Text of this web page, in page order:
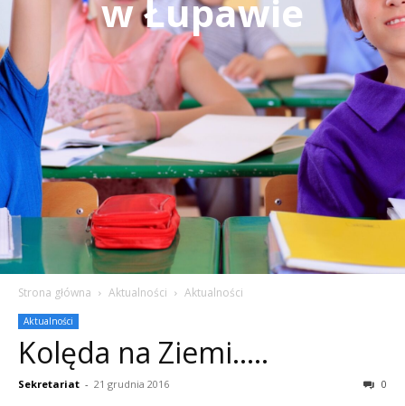
w Łupawie
Strona główna Aktualności Aktualności
Aktualności
Kolęda na Ziemi…..
Sekretariat - 21 grudnia 2016 0